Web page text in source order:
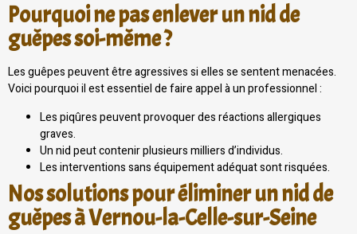
Pourquoi ne pas enlever un nid de
guêpes soi-même ?
Les guêpes peuvent être agressives si elles se sentent menacées.
Voici pourquoi il est essentiel de faire appel à un professionnel :
Les piqûres peuvent provoquer des réactions allergiques
graves.
Un nid peut contenir plusieurs milliers d’individus.
Les interventions sans équipement adéquat sont risquées.
Nos solutions pour éliminer un nid de
guêpes à Vernou-la-Celle-sur-Seine